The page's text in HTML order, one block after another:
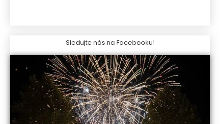
Sledujte nás na Facebooku!